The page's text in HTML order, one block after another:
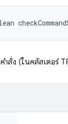
ำสั่ง (ในคลัสเตอร์